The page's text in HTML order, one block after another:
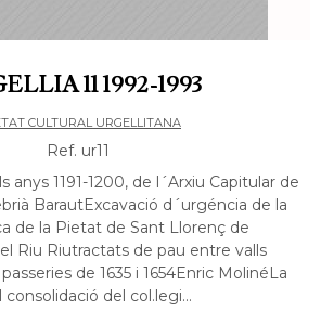
11 1992-1993
CULTURAL URGELLITANA
Ref. ur11
anys 1191-1200, de l´Arxiu Capitular de
BarautExcavació d´urgéncia de la
de la Pietat de Sant Llorenç de
Riu Riutractats de pau entre valls
de 1635 i 1654Enric MolinéLa
consolidació del col.legi...